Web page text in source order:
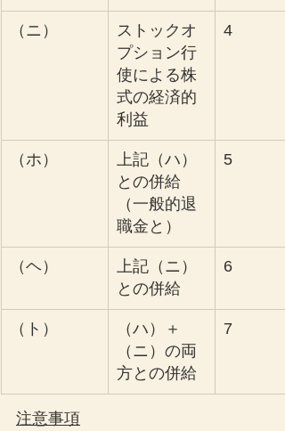
（ニ）
ストックオ
プション行
使による株
式の経済的
利益
4
（ホ）
上記（ハ）
との併給
（一般的退
職金と）
5
（ヘ）
上記（ニ）
との併給
6
（ト）
（ハ）＋
（ニ）の両
方との併給
7
注意事項